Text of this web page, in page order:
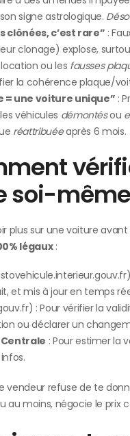
signe astrologique.
clônées, c’est rare” :
clonage) explose,
ou les fausses
la cohérence plaque/
= une voiture unique” :
véhicules démontésou
réattribuéeaprès 6 mois.
soi-
plus sur une voiture avant
légaux:
et mis à jour en temps
: Pour vérifier la
ou déclarer un
Centrale : Pour estimer la
vendeur refuse de te
au moins, négocie le prix